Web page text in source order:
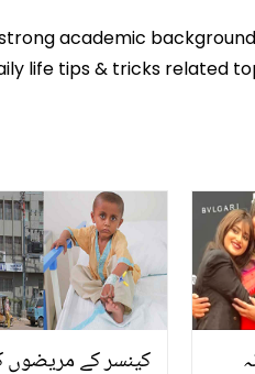
academic
life tips & tricks related
کینسر کے مریضوں